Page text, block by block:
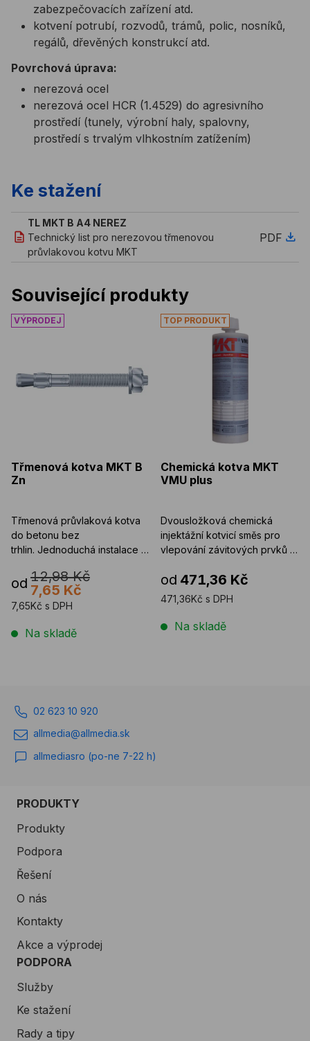
zabezpečovacích zařízení atd.
kotvení potrubí, rozvodů, trámů, polic, nosníků,
regálů, dřevěných konstrukcí atd.
Povrchová úprava:
nerezová ocel
nerezová ocel HCR (1.4529) do agresivního
prostředí (tunely, výrobní haly, spalovny,
prostředí s trvalým vlhkostním zatížením)
Ke stažení
TL MKT B A4 NEREZ
Technický list pro nerezovou třmenovou
průvlakovou kotvu MKT
PDF
Související produkty
Třmenová kotva MKT B Zn
Třmenová kotva MKT B
Zn
Třmenová průvlaková kotva
do betonu bez
trhlin. Jednoduchá instalace a
...
od 12,98 Kč
7,65 Kč
7,65Kč s DPH
Na skladě
Chemická kotva MKT VMU
Chemická kotva MKT
VMU plus
Dvousložková chemická
injektážní kotvicí směs pro
vlepování závitových prvků a
od 471,36 Kč
471,36Kč s DPH
Na skladě
02 623 10 920
allmedia@allmedia.sk
allmediasro (po-ne 7-22 h)
PRODUKTY
Produkty
Podpora
Řešení
O nás
Kontakty
Akce a výprodej
PODPORA
Služby
Ke stažení
Rady a tipy